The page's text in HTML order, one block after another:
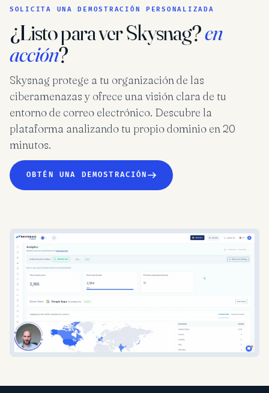
SOLICITA UNA DEMOSTRACIÓN PERSONALIZADA
¿Listo para ver Skysnag?en
acción?
Skysnag protege a tu organización de las
ciberamenazas y ofrece una visión clara de tu
entorno de correo electrónico. Descubre la
plataforma analizando tu propio dominio en 20
minutos.
OBTÉN UNA DEMOSTRACIÓN